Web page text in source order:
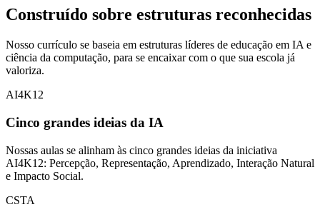
Construído sobre estruturas reconhecidas
Nosso currículo se baseia em estruturas líderes de educação em IA e
ciência da computação, para se encaixar com o que sua escola já
valoriza.
AI4K12
Cinco grandes ideias da IA
Nossas aulas se alinham às cinco grandes ideias da iniciativa
AI4K12: Percepção, Representação, Aprendizado, Interação Natural
e Impacto Social.
CSTA